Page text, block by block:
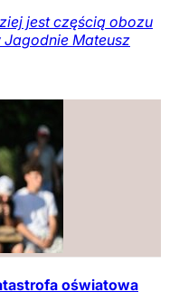
jest częścią obozu
Mateusz
oświatowa